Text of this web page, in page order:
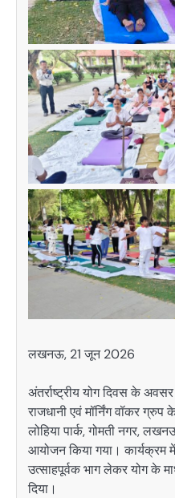
लखनऊ, 21 जून 2026
अंतर्राष्ट्रीय योग दिवस के
राजधानी एवं मॉर्निंग वॉकर
लोहिया पार्क, गोमती नगर,
आयोजन किया गया।
उत्साहपूर्वक भाग लेकर योग के
दिया।